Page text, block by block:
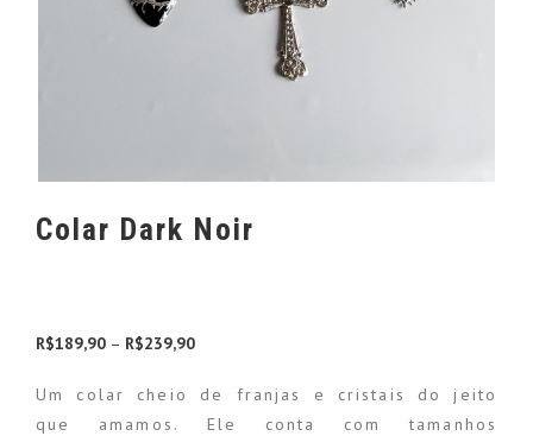
Colar Dark Noir
R$189,90 – R$239,90
Um colar cheio de franjas e cristais do jeito
que amamos. Ele conta com tamanhos